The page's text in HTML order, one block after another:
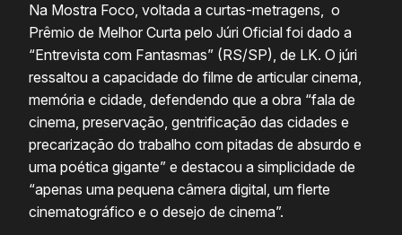
Na Mostra Foco, voltada a curtas-metragens, o
Prêmio de Melhor Curta pelo Júri Oficial foi dado a
“Entrevista com Fantasmas” (RS/SP), de LK. O júri
ressaltou a capacidade do filme de articular cinema,
memória e cidade, defendendo que a obra “fala de
cinema, preservação, gentrificação das cidades e
precarização do trabalho com pitadas de absurdo e
uma poética gigante” e destacou a simplicidade de
“apenas uma pequena câmera digital, um flerte
cinematográfico e o desejo de cinema”.